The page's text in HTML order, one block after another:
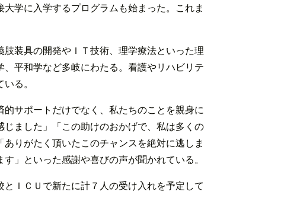
学に入学するプログラムも始まった。これま
装具の開発やＩＴ技術、理学療法といった理
平和学など多岐にわたる。看護やリハビリテ
る。
サポートだけでなく、私たちのことを親身に
ました」「この助けのおかげで、私は多くの
りがたく頂いたこのチャンスを絶対に逃しま
」といった感謝や喜びの声が聞かれている。
ＩＣＵで新たに計７人の受け入れを予定して